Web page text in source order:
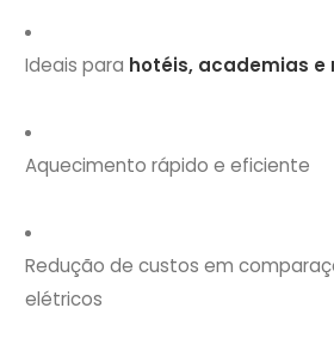
Ideais para hotéis, academias e
Aquecimento rápido e eficiente
Redução de custos em
elétricos